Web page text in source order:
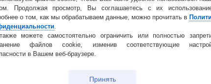
ЧЕЛОВЕКЕ И ПРИРОДЕ
Букет сирени вреден для
Как заставить гостей
Гостевая
Продолжая просмотр, Вы соглашаетесь с их
о том, как мы обрабатываем данные, можно прочитать в
.
можете самостоятельно ограничить или полностью
файлов cookie, изменив соответствующие
в Вашем веб-браузере.
Принять